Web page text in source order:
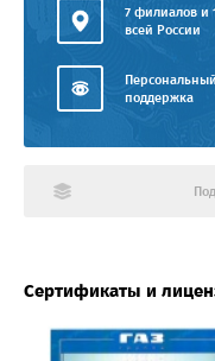
7 филиалов и
всей России
поддержка
Сертификаты и